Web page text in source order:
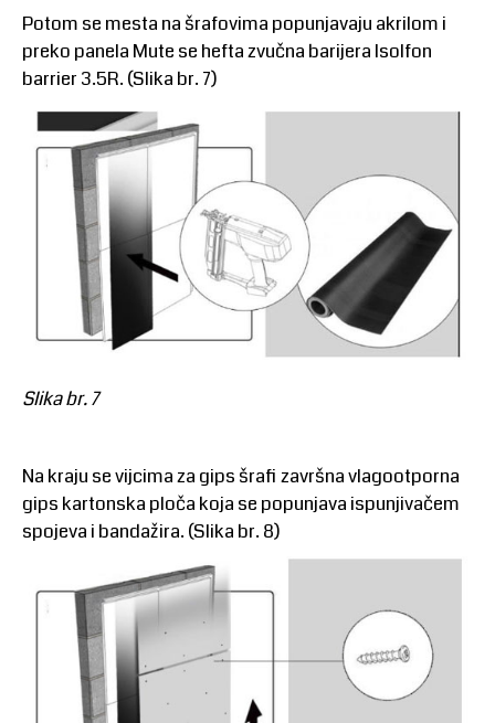
Potom se mesta na šrafovima popunjavaju akrilom i
preko panela Mute se hefta zvučna barijera Isolfon
barrier 3.5R. (Slika br. 7)
Slika br. 7
Na kraju se vijcima za gips šrafi završna vlagootporna
gips kartonska ploča koja se popunjava ispunjivačem
spojeva i bandažira. (Slika br. 8)